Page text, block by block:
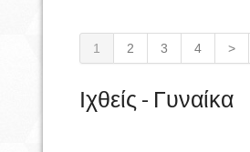
1 2 3 4 >
Ιχθείς - Γυναίκα